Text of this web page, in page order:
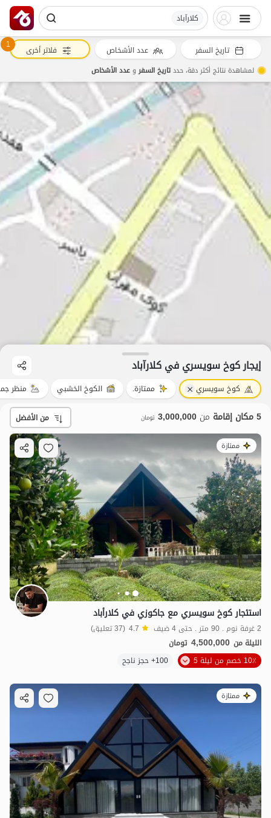
کلارآباد
4.8مليون ت 4.6
إيجار كوخ سويسري في کلارآباد
كوخ سويسري ممتازة. الكوخ الخشبي منظر
5 مكان إقامة من 3,000,000 تومان من الأفضل
ممتازة
استئجار كوخ سويسري مع جاكوزي في كلارأباد
2 غرفة نوم . 90 متر . حتى 4 ضيف 4.7 (37 تعليق)
الليلة من 4,500,000 تومان
10٪ خصم من ليلة 5
100+ حجز ناجح
ممتازة
تاريخ السفر عدد الأشخاص 1 فلاتر أخرى
لمشاهدة نتائج أكثر دقة، حددتاريخ السفروعدد الأشخاص